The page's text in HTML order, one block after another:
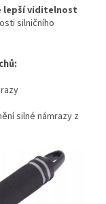
lepší viditelnost
silničního
silné námrazy z